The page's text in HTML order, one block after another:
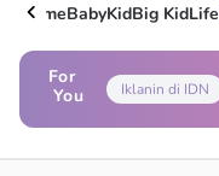
HomeBabyKidBig KidLife
For
You
Iklanin di IDN